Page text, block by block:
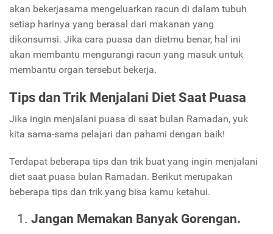
akan bekerjasama mengeluarkan racun di dalam tubuh
setiap harinya yang berasal dari makanan yang
dikonsumsi. Jika cara puasa dan dietmu benar, hal ini
akan membantu mengurangi racun yang masuk untuk
membantu organ tersebut bekerja.
Tips dan Trik Menjalani Diet Saat Puasa
Jika ingin menjalani puasa di saat bulan Ramadan, yuk
kita sama-sama pelajari dan pahami dengan baik!
Terdapat beberapa tips dan trik buat yang ingin menjalani
diet saat puasa bulan Ramadan. Berikut merupakan
beberapa tips dan trik yang bisa kamu ketahui.
Jangan Memakan Banyak Gorengan.